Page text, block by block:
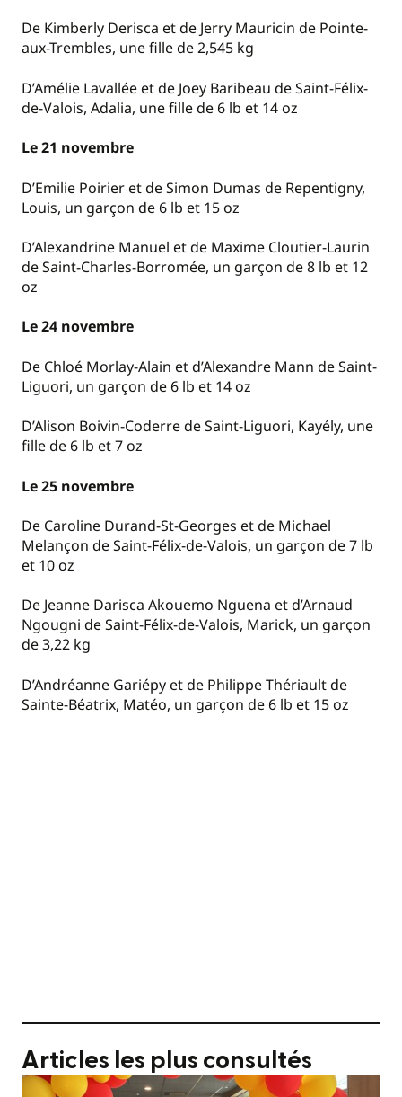
De Kimberly Derisca et de Jerry Mauricin de Pointe-
aux-Trembles, une fille de 2,545 kg
D’Amélie Lavallée et de Joey Baribeau de Saint-Félix-
de-Valois, Adalia, une fille de 6 lb et 14 oz
Le 21 novembre
D’Emilie Poirier et de Simon Dumas de Repentigny,
Louis, un garçon de 6 lb et 15 oz
D’Alexandrine Manuel et de Maxime Cloutier-Laurin
de Saint-Charles-Borromée, un garçon de 8 lb et 12
oz
Le 24 novembre
De Chloé Morlay-Alain et d’Alexandre Mann de Saint-
Liguori, un garçon de 6 lb et 14 oz
D’Alison Boivin-Coderre de Saint-Liguori, Kayély, une
fille de 6 lb et 7 oz
Le 25 novembre
De Caroline Durand-St-Georges et de Michael
Melançon de Saint-Félix-de-Valois, un garçon de 7 lb
et 10 oz
De Jeanne Darisca Akouemo Nguena et d’Arnaud
Ngougni de Saint-Félix-de-Valois, Marick, un garçon
de 3,22 kg
D’Andréanne Gariépy et de Philippe Thériault de
Sainte-Béatrix, Matéo, un garçon de 6 lb et 15 oz
Articles les plus consultés